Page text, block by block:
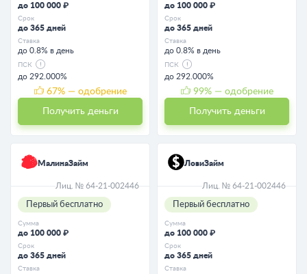
до 100 000 ₽
Срок
до 365 дней
Ставка
до 0.8% в день
ПСК
до 292.000%
67% — одобрение
Получить деньги
до 100 000 ₽
Срок
до 365 дней
Ставка
до 0.8% в день
ПСК
до 292.000%
99% — одобрение
Получить деньги
МалинаЗайм
Лиц. № 64-21-002446
Первый бесплатно
Сумма
до 100 000 ₽
Срок
до 365 дней
Ставка
ЛовиЗайм
Лиц. № 64-21-002446
Первый бесплатно
Сумма
до 100 000 ₽
Срок
до 365 дней
Ставка